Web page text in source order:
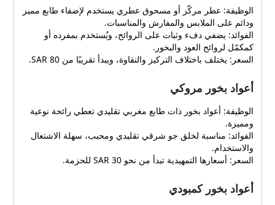
الوظيفة: عطر مركّز أو مسحوق عطري يستخدم لإضفاء طابع مميز
ودائم على الملابس والمفارش والمناسبات.
الفوائد: يضفي دفء وثبات على الروائح، ويُستخدم بمفرده أو
كمكمّل لروائح العود والبخور.
السعر: يختلف باختلاف التركيز والنقاوة، ويبدأ تقريبًا من 80 SAR.
أعواد بخور مروكي
الوظيفة: أعواد بخور ذات طابع مغربي تقليدي تعطي رائحة نوعية
ومميزة.
الفوائد: مناسبة لخلق جو شرقي تقليدي ومحبب، سهلة الاشتعال
والاستخدام.
السعر: أسعارها التمهيدية تبدأ من نحو 30 SAR للحزمة.
أعواد بخور كمبودي